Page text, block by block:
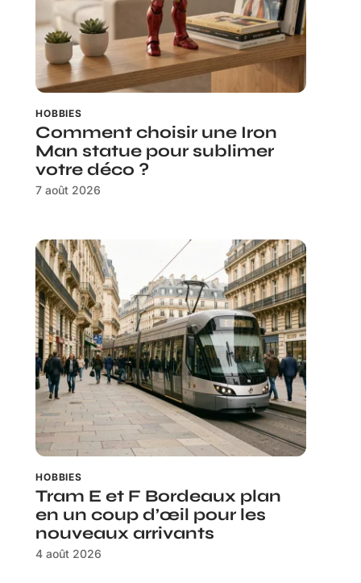
HOBBIES
Comment choisir une Iron
Man statue pour sublimer
votre déco ?
7 août 2026
HOBBIES
Tram E et F Bordeaux plan
en un coup d’œil pour les
nouveaux arrivants
4 août 2026